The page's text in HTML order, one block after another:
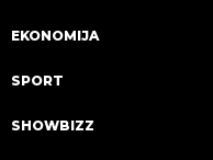
EKONOMIJA
SPORT
SHOWBIZZ